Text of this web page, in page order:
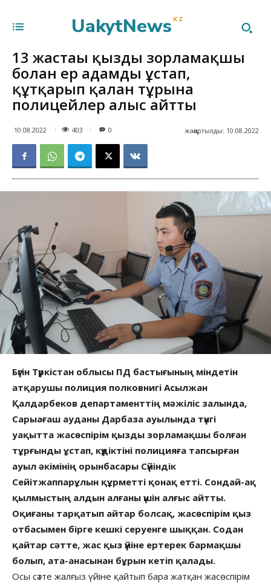
UakytNews KZ
13 жастағы қызды зорламақшы
болған ер адамды ұстап,
құтқарып қалған тұрғынға
полицейлер алғыс айтты
10.08.2022 403 жаңартылды: 10.08.2022
0
Бүгін Түркістан облысы ПД бастығының міндетін
атқарушы полиция полковнигі Асылжан
Қалдарбеков департаменттің мәжіліс залында,
Сарыағаш ауданы Дарбаза ауылында түнгі
уақытта жасөспірім қызды зорламақшы болған
тұрғынды ұстап, күдіктіні полицияға тапсырған
ауыл әкімінің орынбасары Сүйіндік
Сейітжаппарұлын құрметті қонақ етті. Сондай-ақ
қылмыстың алдын алғаны үшін алғыс айтты.
Оқиғаны тарқатып айтар болсақ, жасөспірім қыз
отбасымен бірге кешкі серуенге шыққан. Содан
қайтар сәтте, жас қыз үйіне ертерек бармақшы
болып, ата-анасынан бұрын кетіп қалады.
Осы сәтте жалғыз үйіне қайтып бара жатқан жасөспірім